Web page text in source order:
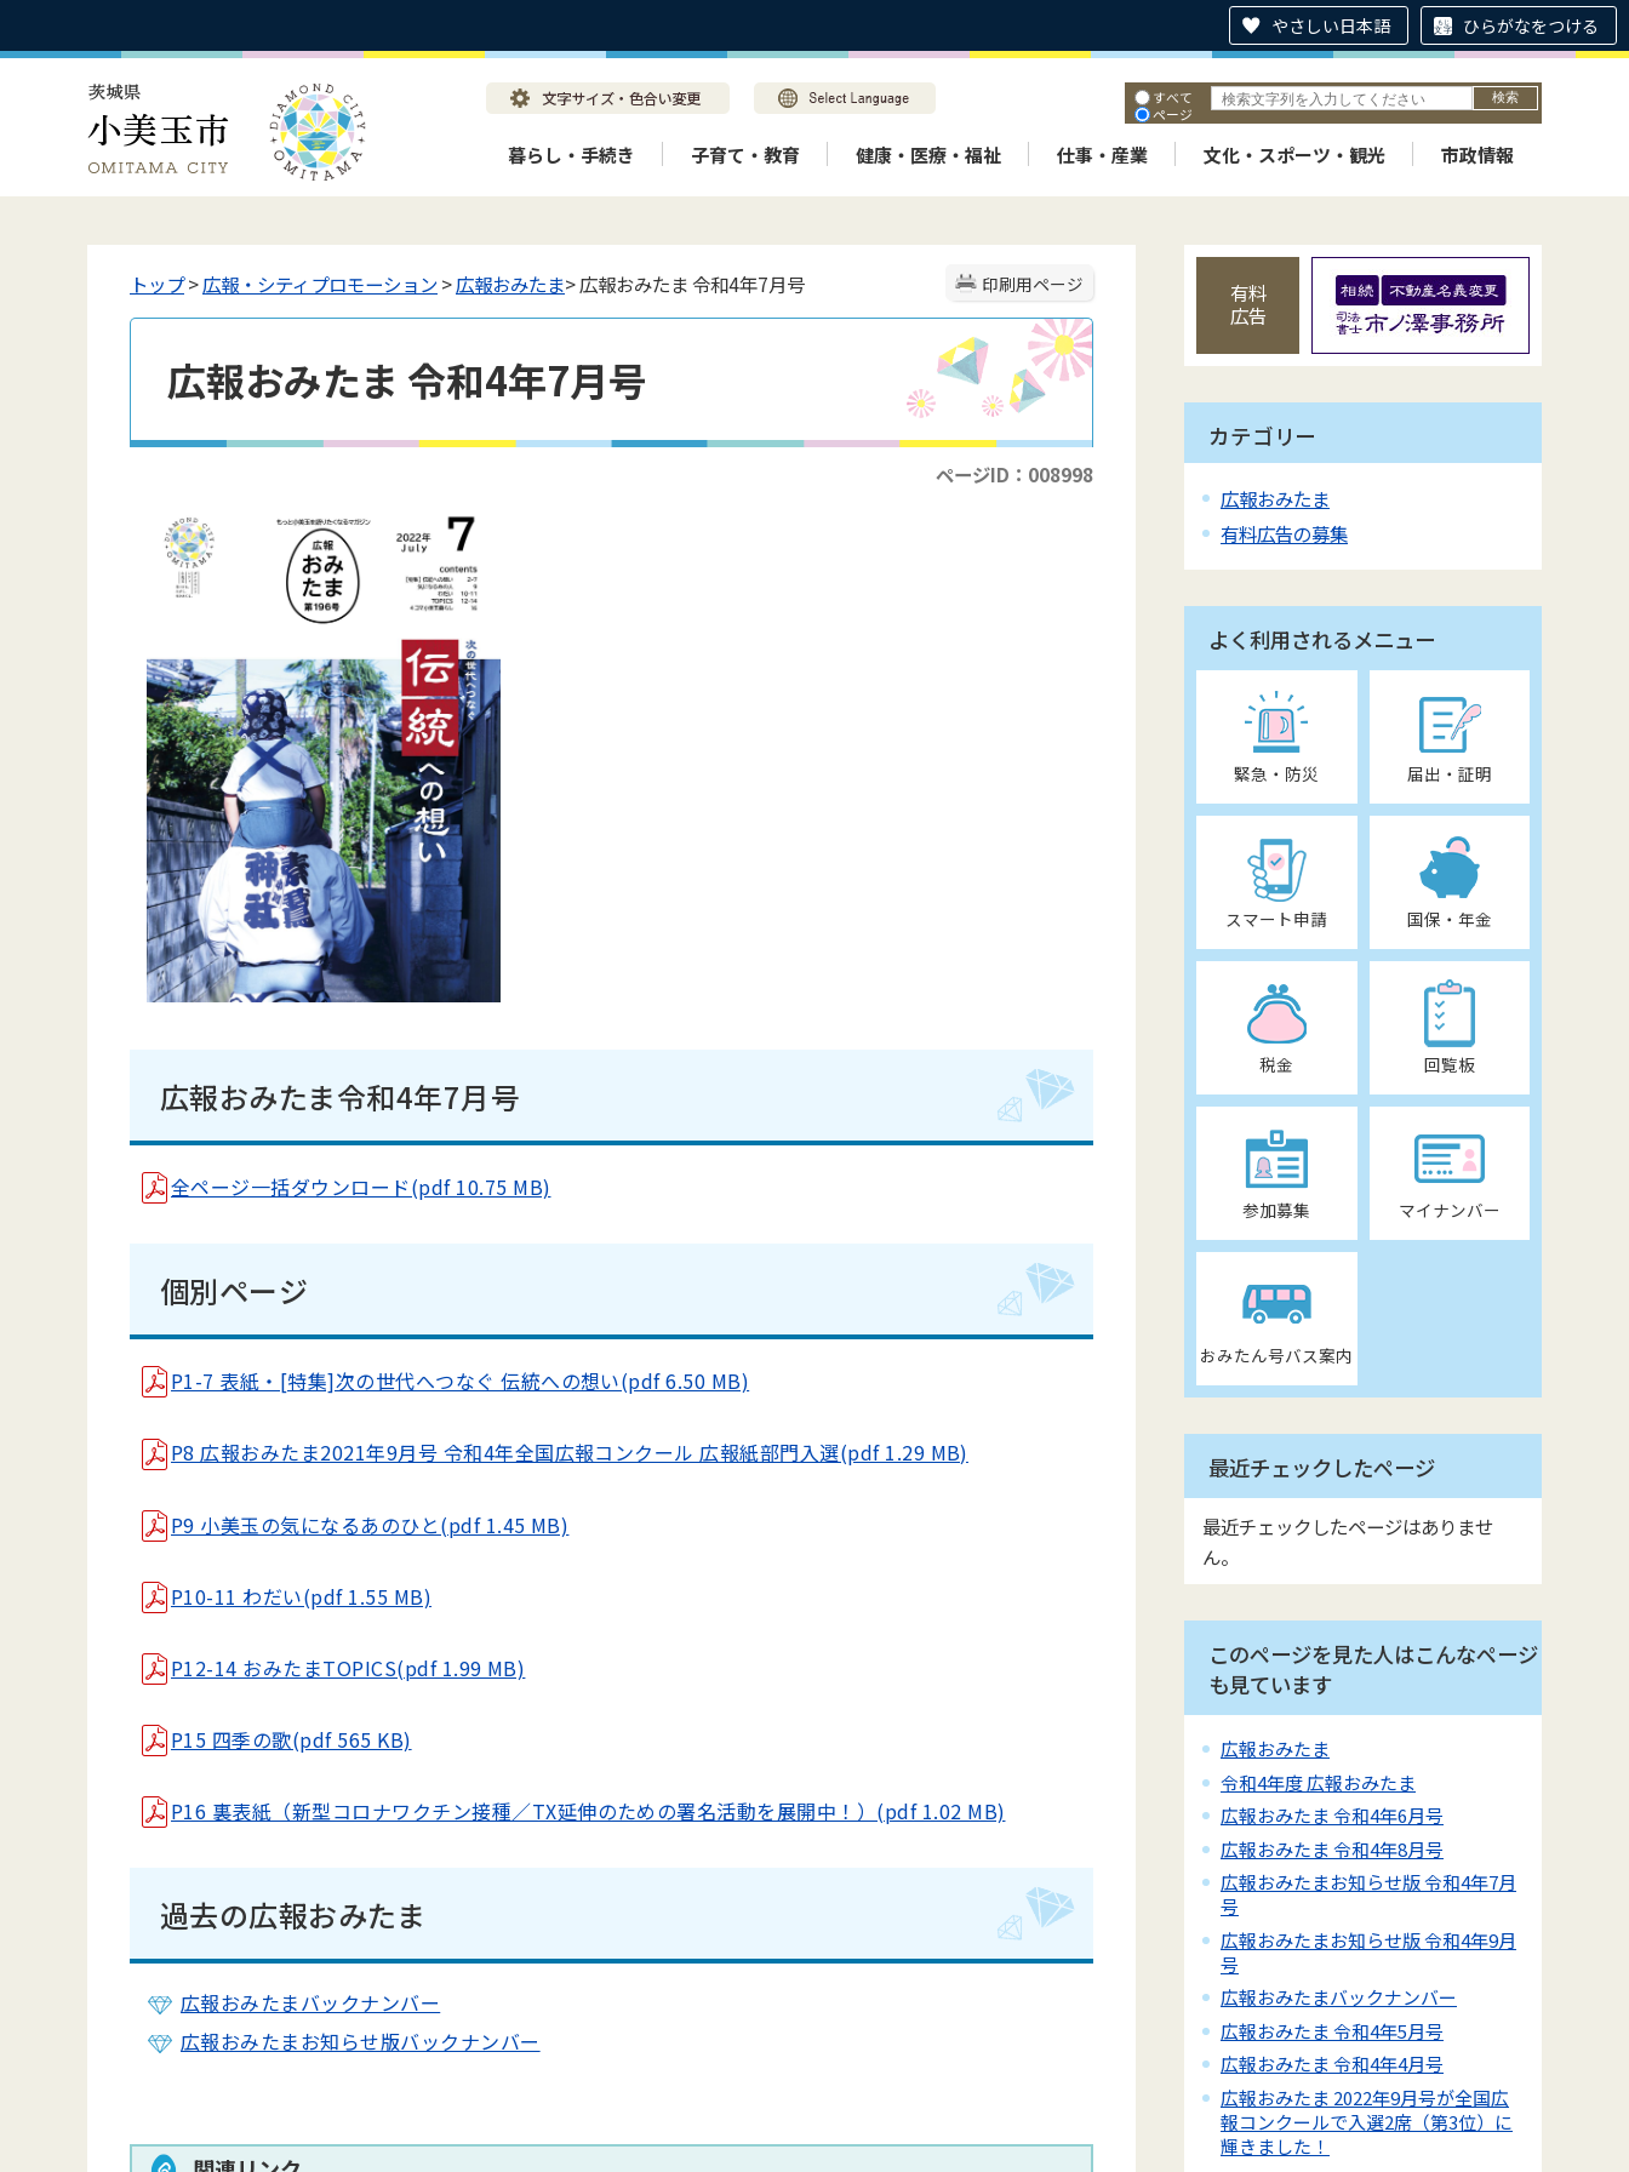
やさしい日本語 ひらがなをつける
すべて
ページ
暮らし・手続き 子育て・教育 健康・医療・福祉 仕事・産業 文化・スポーツ・観光 市政情報
印刷用ページ
トップ>広報・シティプロモーション>広報おみたま> 広報おみたま 令和4年7月号
広報おみたま 令和4年7月号
ページID：008998
広報おみたま令和4年7月号
全ページ一括ダウンロード(pdf 10.75 MB)
個別ページ
P1-7 表紙・[特集]次の世代へつなぐ 伝統への想い(pdf 6.50 MB)
P8 広報おみたま2021年9月号 令和4年全国広報コンクール 広報紙部門入選(pdf 1.29 MB)
P9 小美玉の気になるあのひと(pdf 1.45 MB)
P10-11 わだい(pdf 1.55 MB)
P12-14 おみたまTOPICS(pdf 1.99 MB)
P15 四季の歌(pdf 565 KB)
P16 裏表紙（新型コロナワクチン接種／TX延伸のための署名活動を展開中！）(pdf 1.02 MB)
過去の広報おみたま
広報おみたまバックナンバー
広報おみたまお知らせ版バックナンバー
有料
広告
カテゴリー
広報おみたま
有料広告の募集
よく利用されるメニュー
緊急・防災 届出・証明
スマート申請 国保・年金
税金 回覧板
参加募集 マイナンバー
おみたん号バス案内
最近チェックしたページ
最近チェックしたページはありませ
ん。
このページを見た人はこんなページ
も見ています
広報おみたま
令和4年度 広報おみたま
広報おみたま 令和4年6月号
広報おみたま 令和4年8月号
広報おみたまお知らせ版 令和4年7月
号
広報おみたまお知らせ版 令和4年9月
号
広報おみたまバックナンバー
広報おみたま 令和4年5月号
広報おみたま 令和4年4月号
広報おみたま 2022年9月号が全国広
報コンクールで入選2席（第3位）に
輝きました！